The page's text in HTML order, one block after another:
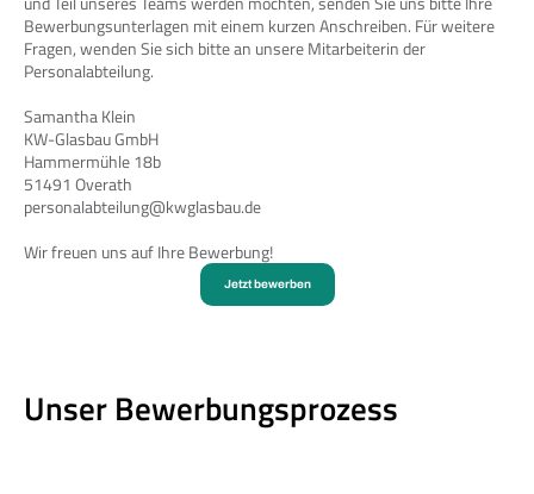
Bewerbungsunterlagen mit einem kurzen Anschreiben. Für weitere
Fragen, wenden Sie sich bitte an unsere Mitarbeiterin der
Personalabteilung.
Samantha Klein
KW-Glasbau GmbH
Hammermühle 18b
51491 Overath
personalabteilung@kwglasbau.de
Wir freuen uns auf Ihre Bewerbung!
Jetzt bewerben
Unser Bewerbungsprozess